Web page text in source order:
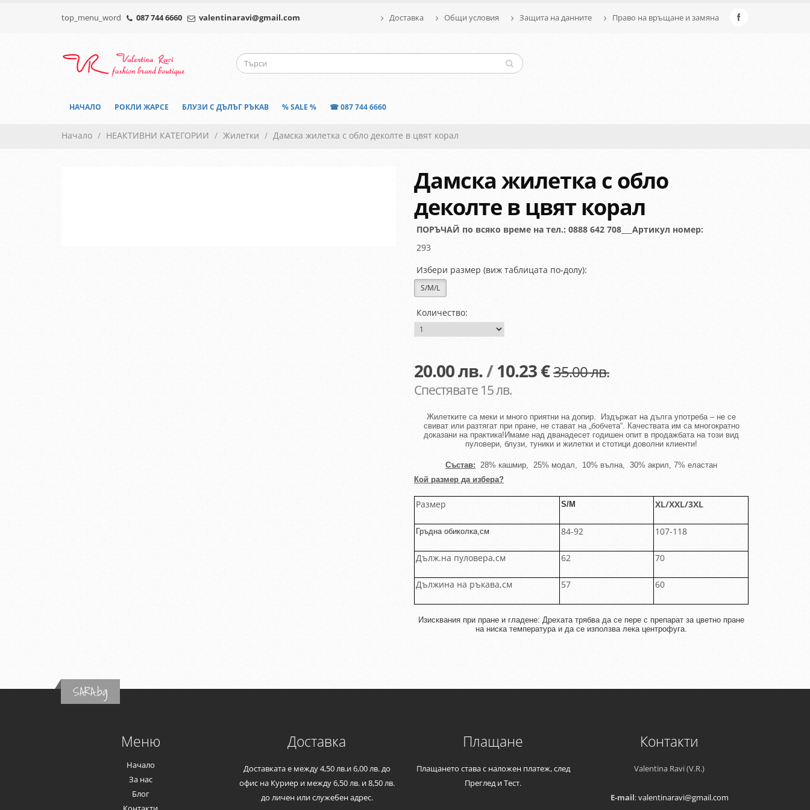
top_menu_word 087 744 6660 valentinaravi@gmail.com Доставка Общи условия Защита на данните Право на връщане и замяна
НАЧАЛО РОКЛИ ЖАРСЕ БЛУЗИ С ДЪЛЪГ РЪКАВ % SALE % ☎ 087 744 6660
Начало НЕАКТИВНИ КАТЕГОРИИ Жилетки Дамска жилетка с обло деколте в цвят корал
Дамска жилетка с обло
деколте в цвят корал
ПОРЪЧАЙ по всяко време на тел.: 0888 642 708___Артикул номер:
293
Избери размер (виж таблицата по-долу):
S/M/L
Количество:
20.00лв./10.23 €35.00 лв.
Спестявате 15 лв.
Жилетките са меки и много приятни на допир. Издържат на дълга употреба – не се
свиватили разтягатпри пране, не ставатна „бобчета“. Качествата им са многократно
доказани на практика!Имаме над дванадесет годишен опит в продажбата на този вид
пуловери, блузи, туники и жилетки и стотици доволни клиенти!
Състав: 28% кашмир, 25% модал, 10% вълна, 30% акрил, 7% еластан
Кой размер да избера?
Размер S/M XL/XXL/3XL
Гръдна обиколка,см 84-92 107-118
Дълж.на пуловера,см 62 70
Дължина на ръкава,см 57 60
Изисквания при пране и гладене: Дрехата трябва да се пере с препарат за цветно пране
на ниска температура и да се използва лека центрофуга.
SARA.bg
Меню
Начало
За нас
Блог
Доставка
Доставката е между 4,50 лв.и 6,00 лв. до
офис на Куриер и между 6,50 лв. и 8,50 лв.
до личен или служебен адрес.
Плащане
Плащането става с наложен платеж, след
Преглед и Тест.
Контакти
Valentina Ravi (V.R.)
E-mail:valentinaravi@gmail.com